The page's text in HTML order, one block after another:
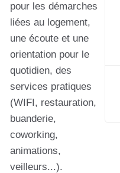
pour les démarches
liées au logement,
une écoute et une
orientation pour le
quotidien, des
services pratiques
(WIFI, restauration,
buanderie,
coworking,
animations,
veilleurs...).